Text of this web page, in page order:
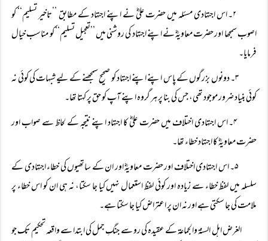
۲۔ اس اجتہادی مسئلہ میں حضرت علیؓ نے اپنے اجتہاد کے مطابق ’’تاخیر تسلیم‘‘ کو
اصوب سمجھا اور حضرت معاویہؓ نے اپنے اجتہاد کی روشنی میں ’’تعجیل تسلیم‘‘ کو مناسب خیال
فرمایا۔
۳۔ دونوں بزرگوں کے پاس اپنے اپنے اجتہاد کو صحیح سمجھنے کے لیے شبہات کی کوئی نہ
کوئی بنیاد ضرور موجود تھی، جس کی بنا پر ہر گروہ اپنے آپ کو حق پر کہتا تھا۔
۴۔ اس اجتہادی اختلاف میں حضرت علیؓ کا اجتہاد اپنے نتیجہ کے لحاظ سے صواب اور
حضرت معاویہؓ کا اجتہاد خطاء تھا۔
۵۔ اس اجتہادی اختلاف اور حضرت معاویہؓ اور ان کے ساتھیوں کی خطاء اجتہادی کے
سلسلہ میں لفظ خطاء سے زیادہ اور کوئی لفظ استعمال نہیں کیا جا سکتا، نہ ہی ان کو اس خطاء پر
ملامت کی جا سکتی ہے اور نہ ان پر اعتراض کیا جا سکتا ہے۔
الغرض اہل السنۃ والجماعۃ کے عقیدہ کی رو سے جنگِ جمل کی ابتدا سے واقعہ تحکیم تک جو